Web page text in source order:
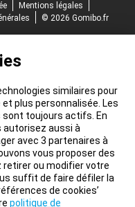
Mentions légales
© 2026 Gomibo.fr
similaires pour
plus personnalisée. Les
toujours actifs. En
autorisez aussi à
avec 3 partenaires à
vous proposer des
ou modifier votre
suffit de faire défiler la
de cookies’
politique de